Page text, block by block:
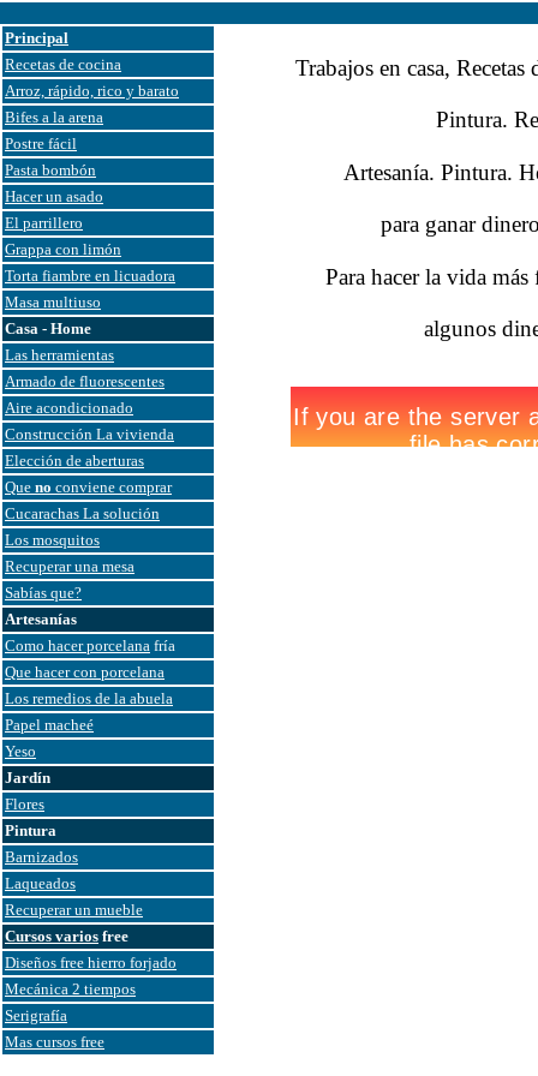
Principal
Recetas de cocina
Arroz, rápido, rico y barato
Bifes a la arena
Postre fácil
Pasta bombón
Hacer un asado
El parrillero
Grappa con limón
Torta fiambre en licuadora
Masa multiuso
Casa - Home
Las herramientas
Armado de fluorescentes
Aire acondicionado
Construcción La vivienda
Elección de aberturas
Que no conviene comprar
Cucarachas La solución
Los mosquitos
Recuperar una mesa
Sabías que?
Artesanías
Como hacer porcelana fría
Que hacer con porcelana
Los remedios de la abuela
Papel macheé
Yeso
Jardín
Flores
Pintura
Barnizados
Laqueados
Recuperar un mueble
Cursos varios free
Diseños free hierro forjado
Mecánica 2 tiempos
Serigrafía
Mas cursos free
Trabajos en casa,
Pintura.
Artesanía. Pintura.
para ganar
Para hacer la vida
algunos